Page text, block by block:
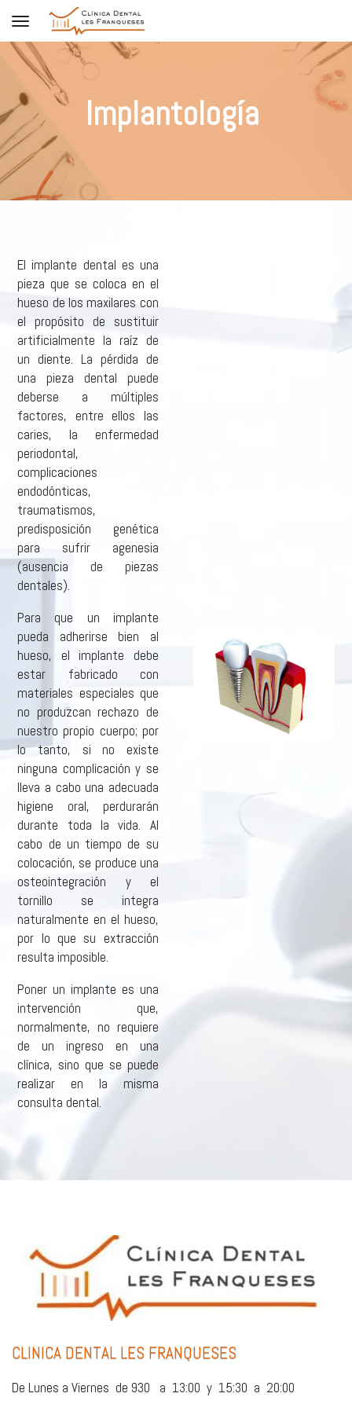
Toggle navigation
Implantología
El implante dental es una
pieza que se coloca en el
hueso de los maxilares con
el propósito de sustituir
artificialmente la raíz de
un diente. La pérdida de
una pieza dental puede
deberse a múltiples
factores, entre ellos las
caries, la enfermedad
periodontal,
complicaciones
endodónticas,
traumatismos,
predisposición genética
para sufrir agenesia
(ausencia de piezas
dentales).
Para que un implante
pueda adherirse bien al
hueso, el implante debe
estar fabricado con
materiales especiales que
no produzcan rechazo de
nuestro propio cuerpo; por
lo tanto, si no existe
ninguna complicación y se
lleva a cabo una adecuada
higiene oral, perdurarán
durante toda la vida. Al
cabo de un tiempo de su
colocación, se produce una
osteointegración y el
tornillo se integra
naturalmente en el hueso,
por lo que su extracción
resulta imposible.
Poner un implante es una
intervención que,
normalmente, no requiere
de un ingreso en una
clínica, sino que se puede
realizar en la misma
consulta dental.
CLINICA DENTAL LES FRANQUESES
De Lunes a Viernes de 930 a 13:00 y 15:30 a 20:00